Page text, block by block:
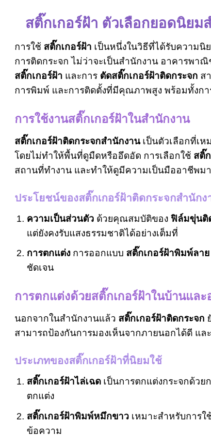
สติ๊กเกอร์ฝ้า ตัวเลือกยอดนิย
การใช้ สติ๊กเกอร์ฝ้า เป็นหนึ่งในวิธีที่ได้รับความ
การติดกระจก ไม่ว่าจะเป็นสำนักงาน อาคารพา
สติ๊กเกอร์ฝ้า และการ ตัดสติ๊กเกอร์ฝ้าติดกระจก ส
การพิมพ์ และการติดตั้งที่มีคุณภาพสูง พร้อมทั้งก
การใช้งานสติ๊กเกอร์ฝ้าในสำนักงาน
สติ๊กเกอร์ฝ้าติดกระจกสำนักงานเป็นตัวเลือกที่เห
โดยไม่ทำให้พื้นที่ดูมืดหรืออึดอัด การเลือกใช้ สติ๊
สถานที่ทำงาน และทำให้ดูมีความเป็นมืออาชีพม
ประโยชน์ของสติ๊กเกอร์ฝ้าติดกระจกสำนักง
ความเป็นส่วนตัว ด้วยคุณสมบัติของ ฟิล์มขุ่นติ
แต่ยังคงรับแสงธรรมชาติได้อย่างเต็มที่
การตกแต่งการออกแบบ สติ๊กเกอร์ฝ้าพิมพ์ลาย
ชัดเจน
การตกแต่งด้วยสติ๊กเกอร์ฝ้าในบ้านแล
นอกจากในสำนักงานแล้ว สติ๊กเกอร์ฝ้าติดกระจก
สามารถป้องกันการมองเห็นจากภายนอกได้ดี แ
ประเภทของสติ๊กเกอร์ฝ้าที่นิยมใช้
สติ๊กเกอร์ฝ้าไล่เฉดเป็นการตกแต่งกระจกด้วย
ตกแต่ง
สติ๊กเกอร์ฝ้าพิมพ์หมึกขาว เหมาะสำหรับการ
ข้อความ